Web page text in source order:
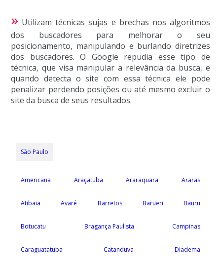
» Utilizam técnicas sujas e brechas nos algoritmos
dos buscadores para melhorar o seu
posicionamento, manipulando e burlando diretrizes
dos buscadores. O Google repudia esse tipo de
técnica, que visa manipular a relevância da busca, e
quando detecta o site com essa técnica ele pode
penalizar perdendo posições ou até mesmo excluir o
site da busca de seus resultados.
São Paulo
Americana Araçatuba Araraquara Araras
Atibaia Avaré Barretos Barueri Bauru
Botucatu Bragança Paulista Campinas
Caraguatatuba Catanduva Diadema